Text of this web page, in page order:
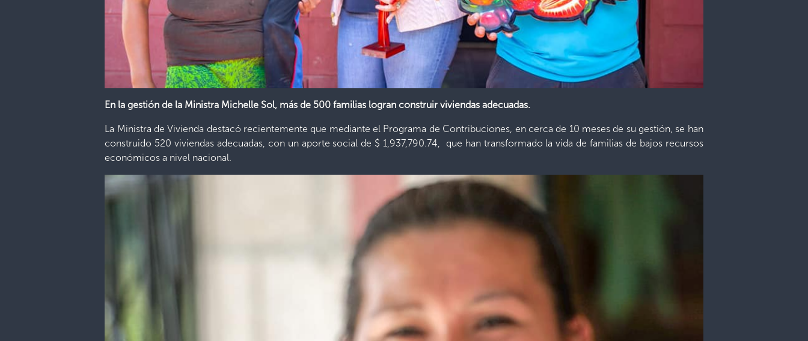
En la gestión de la Ministra Michelle Sol, más de 500 familias logran construir viviendas adecuadas.
La Ministra de Vivienda destacó recientemente que mediante el Programa de Contribuciones, en cerca de 10 meses de su gestión, se han
construido 520 viviendas adecuadas, con un aporte social de $ 1,937,790.74, que han transformado la vida de familias de bajos recursos
económicos a nivel nacional.